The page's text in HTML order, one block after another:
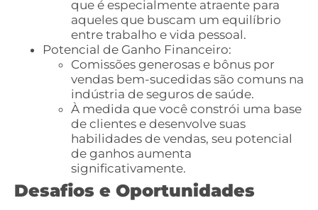
que é especialmente atraente para
aqueles que buscam um equilíbrio
entre trabalho e vida pessoal.
Potencial de Ganho Financeiro:
Comissões generosas e bônus por
vendas bem-sucedidas são comuns na
indústria de seguros de saúde.
À medida que você constrói uma base
de clientes e desenvolve suas
habilidades de vendas, seu potencial
de ganhos aumenta
significativamente.
Desafios e Oportunidades